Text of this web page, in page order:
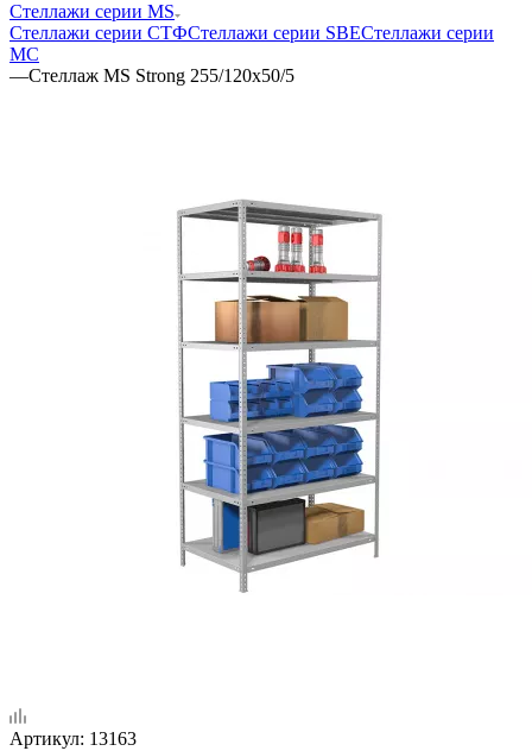
Стеллажи серии MS
Стеллажи серии СТФСтеллажи серии SBEСтеллажи серии
МС
—Стеллаж MS Strong 255/120х50/5
Артикул: 13163